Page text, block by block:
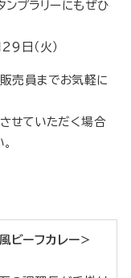
ンプラリーにもぜひ
日（火）
売員までお気軽に
せていただく場合
ビーフカレー＞